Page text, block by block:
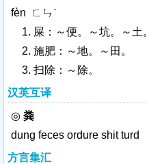
fèn ㄈㄣˋ
1. 屎：～便。～坑。～土。
2. 施肥：～地。～田。
3. 扫除：～除。
汉英互译
◎ 粪
dung feces ordure shit turd
方言集汇